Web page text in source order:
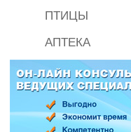
ПТИЦЫ
АПТЕКА